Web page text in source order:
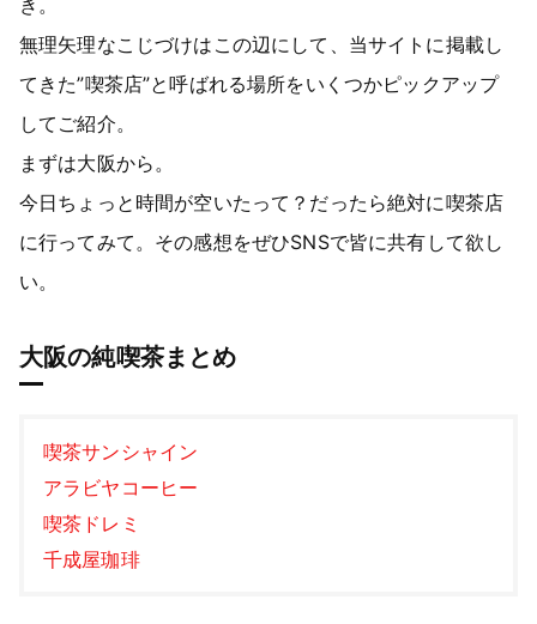
無理矢理なこじづけはこの辺にして、当サイトに掲載し
てきた”喫茶店”と呼ばれる場所をいくつかピックアップ
してご紹介。
まずは大阪から。
今日ちょっと時間が空いたって？だったら絶対に喫茶店
に行ってみて。その感想をぜひSNSで皆に共有して欲し
い。
大阪の純喫茶まとめ
喫茶サンシャイン
アラビヤコーヒー
喫茶ドレミ
千成屋珈琲